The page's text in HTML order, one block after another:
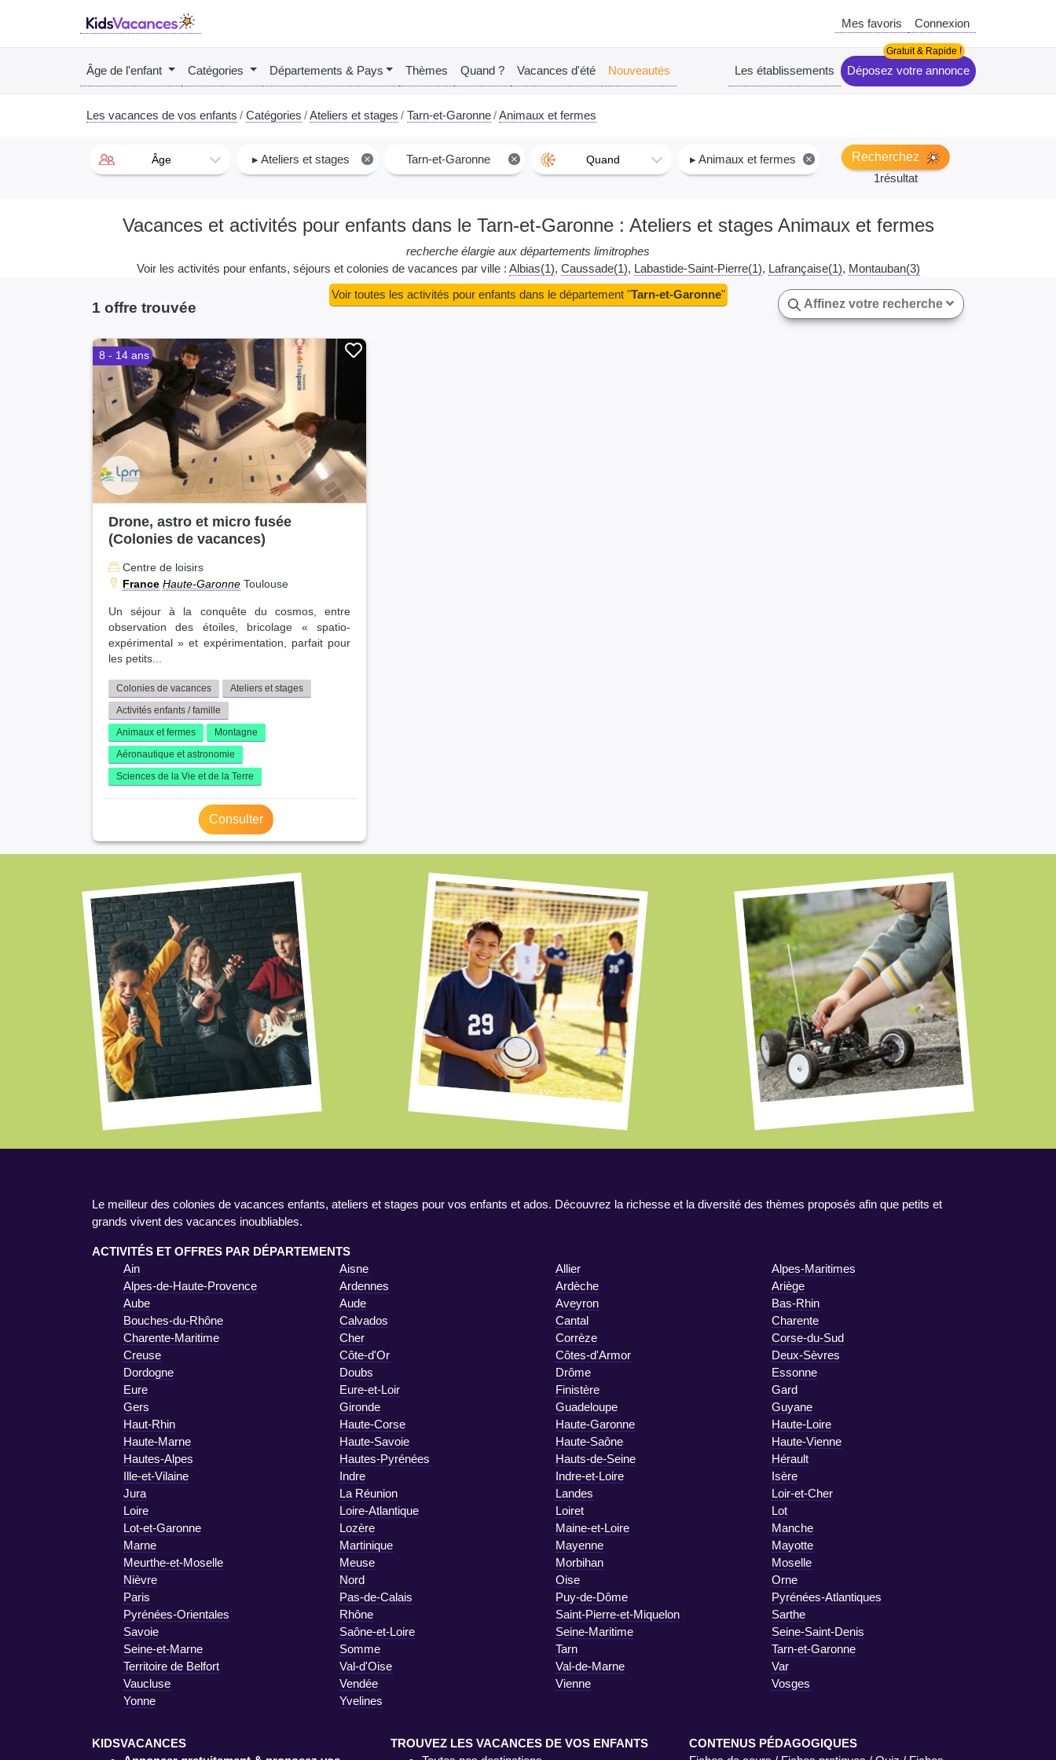
Mes favoris Connexion
Âge de l'enfant Catégories Départements & Pays Thèmes Quand ? Vacances d'été Nouveautés Les établissements Déposez votre annonce
Les vacances de vos enfants Catégories Ateliers et stages Tarn-et-Garonne Animaux et fermes
Âge ×
▸ Ateliers et stages ×
Tarn-et-Garonne Quand ×
▸ Animaux et fermes
Recherchez
1résultat
Vacances et activités pour enfants dans le Tarn-et-Garonne : Ateliers et stages Animaux et fermes
recherche élargie aux départements limitrophes
Voir les activités pour enfants, séjours et colonies de vacances par ville : Albias(1) Caussade(1) Labastide-Saint-Pierre(1) Lafrançaise(1) Montauban(3)
1 offre trouvée
Voir toutes les activités pour enfants dans le département "Tarn-et-Garonne"
Affinez votre recherche
8 - 14 ans
Drone, astro et micro fusée
(Colonies de vacances)
Centre de loisirs
France Haute-Garonne Toulouse
Un séjour à la conquête du cosmos, entre
observation des étoiles, bricolage « spatio-
expérimental » et expérimentation, parfait pour
les petits...
Colonies de vacances
Ateliers et stages
Activités enfants / famille
Animaux et fermes
Montagne
Aéronautique et astronomie
Sciences de la Vie et de la Terre
Consulter
Le meilleur des colonies de vacances enfants, ateliers et stages pour vos enfants et ados. Découvrez la richesse et la diversité des thèmes proposés afin que petits et
grands vivent des vacances inoubliables.
ACTIVITÉS ET OFFRES PAR DÉPARTEMENTS
Ain
Aisne Allier
Alpes-Maritimes
Alpes-de-Haute-Provence
Ardennes Ardèche
Ariège
Aube
Aude Aveyron
Bas-Rhin
Bouches-du-Rhône
Calvados Cantal
Charente
Charente-Maritime
Cher Corrèze
Corse-du-Sud
Creuse
Côte-d'Or Côtes-d'Armor
Deux-Sèvres
Dordogne
Doubs Drôme
Essonne
Eure
Eure-et-Loir Finistère
Gard
Gers
Gironde Guadeloupe
Guyane
Haut-Rhin
Haute-Corse Haute-Garonne
Haute-Loire
Haute-Marne
Haute-Savoie Haute-Saône
Haute-Vienne
Hautes-Alpes
Hautes-Pyrénées Hauts-de-Seine
Hérault
Ille-et-Vilaine
Indre Indre-et-Loire
Isère
Jura
La Réunion Landes
Loir-et-Cher
Loire
Loire-Atlantique Loiret
Lot
Lot-et-Garonne
Lozère Maine-et-Loire
Manche
Marne
Martinique Mayenne
Mayotte
Meurthe-et-Moselle
Meuse Morbihan
Moselle
Nièvre
Nord Oise
Orne
Paris
Pas-de-Calais Puy-de-Dôme
Pyrénées-Atlantiques
Pyrénées-Orientales
Rhône Saint-Pierre-et-Miquelon
Sarthe
Savoie
Saône-et-Loire Seine-Maritime
Seine-Saint-Denis
Seine-et-Marne
Somme Tarn
Tarn-et-Garonne
Territoire de Belfort
Val-d'Oise Val-de-Marne
Var
Vaucluse
Vendée Vienne
Vosges
Yonne
Yvelines
KIDSVACANCES
TROUVEZ LES VACANCES DE VOS ENFANTS
CONTENUS PÉDAGOGIQUES